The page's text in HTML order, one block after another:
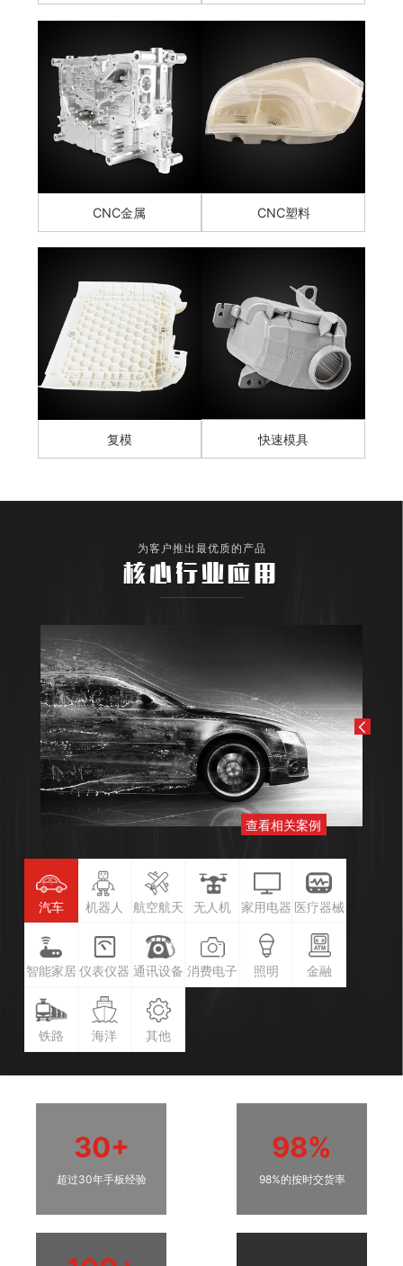
CNC金属 CNC塑料
复模 快速模具
为客户推出最优质的产品
核心行业应用
查看相关案例
汽车 机器人 航空航天 无人机 家用电器 医疗器械
智能家居 仪表仪器 通讯设备 消费电子 照明 金融
铁路 海洋 其他
30+
超过30年手板经验
98%
98%的按时交货率